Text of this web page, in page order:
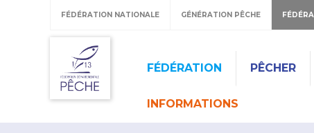
FÉDÉRATION NATIONALE GÉNÉRATION PÊCHE
FÉDÉRATION PÊCHER
INFORMATIONS